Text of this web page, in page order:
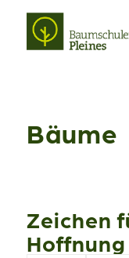
Bäume
Zeichen